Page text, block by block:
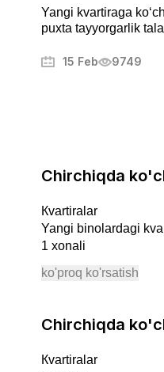
Yangi kvartiraga
puxta tayyorgarlik
aylantirishi mumkin.
15 Feb 9749
Chirchiqda
Кvartiralar
Yangi binolardagi
1 xonali
3 xonali
5+ xonali
Xonalar
Dachalar
ko'proq ko'rsatish
Chirchiqda
Кvartiralar